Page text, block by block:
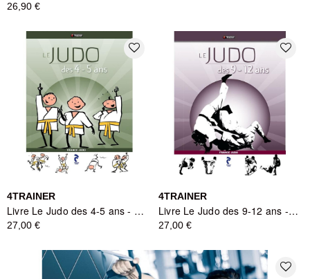
26,90 €
favorite_border
4TRAINER
Livre Le Judo des 4-5 ans - 4TRAINER
27,00 €
favorite_border
4TRAINER
Livre Le Judo des 9-12 ans - 4TRAINER
27,00 €
favorite_border